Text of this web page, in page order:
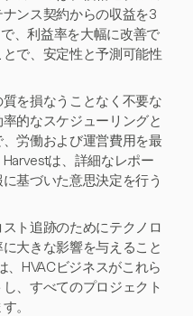
ンス契約からの収益を3
、利益率を大幅に改善で
で、安定性と予測可能性
を損なうことなく不要な
的なスケジューリングと
労働および運営費用を最
は、詳細なレポー
基づいた意思決定を行う
ト追跡のためにテクノロ
大きな影響を与えること
、HVACビジネスがこれら
、すべてのプロジェクト
。